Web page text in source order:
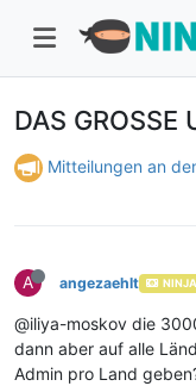
DAS GROSSE
Mitteilungen an
A angezaehlt
@iliya-moskov die
dann aber auf alle
Admin pro Land